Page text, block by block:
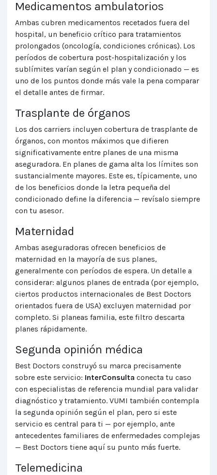
Medicamentos ambulatorios
Ambas cubren medicamentos recetados fuera del
hospital, un beneficio crítico para tratamientos
prolongados (oncología, condiciones crónicas). Los
períodos de cobertura post-hospitalización y los
sublímites varían según el plan y condicionado — es
uno de los puntos donde más vale la pena comparar
el detalle antes de firmar.
Trasplante de órganos
Los dos carriers incluyen cobertura de trasplante de
órganos, con montos máximos que difieren
significativamente entre planes de una misma
aseguradora. En planes de gama alta los límites son
sustancialmente mayores. Este es, típicamente, uno
de los beneficios donde la letra pequeña del
condicionado define la diferencia — revísalo siempre
con tu asesor.
Maternidad
Ambas aseguradoras ofrecen beneficios de
maternidad en la mayoría de sus planes,
generalmente con períodos de espera. Un detalle a
considerar: algunos planes de entrada (por ejemplo,
ciertos productos internacionales de Best Doctors
orientados fuera de USA) excluyen maternidad por
completo. Si planeas familia, este filtro descarta
planes rápidamente.
Segunda opinión médica
Best Doctors construyó su marca precisamente
sobre este servicio: InterConsulta conecta tu caso
con especialistas de referencia mundial para validar
diagnóstico y tratamiento. VUMI también contempla
la segunda opinión según el plan, pero si este
servicio es central para ti — por ejemplo, ante
antecedentes familiares de enfermedades complejas
— Best Doctors tiene aquí su punto más fuerte.
Telemedicina